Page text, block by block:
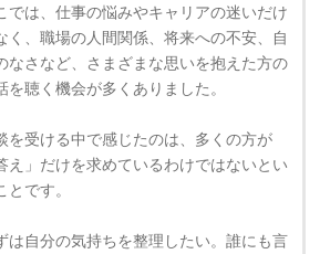
では、仕事の悩みやキャリアの迷いだけ
く、職場の人間関係、将来への不安、自
なさなど、さまざまな思いを抱えた方の
を聴く機会が多くありました。
を受ける中で感じたのは、多くの方が
え」だけを求めているわけではないとい
とです。
は自分の気持ちを整理したい。誰にも言